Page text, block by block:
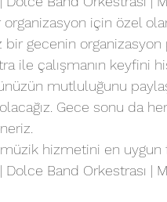
için özel
gecenin organizasyon
ile çalışmanın keyfini
mutluluğunu
Gece sonu da
hizmetini en uygun
Dolce Band Orkestrası |